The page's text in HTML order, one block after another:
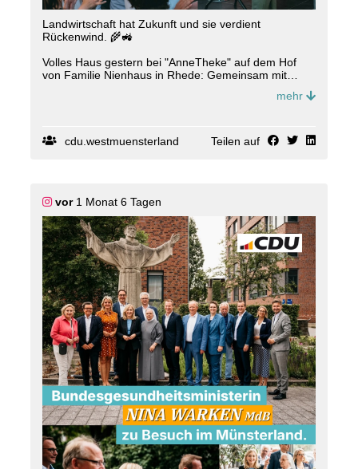
Landwirtschaft hat Zukunft und sie verdient
Rückenwind. 🌾🚜
Volles Haus gestern bei "AnneTheke" auf dem Hof
von Familie Nienhaus in Rhede: Gemeinsam mit
Bundeslandwirtschaftsminister Alois Rainer haben wir
Rhedebrügge 🎶
Bürokratie versinken. Weniger Vorschriften, mehr
Vertrauen und pragmatische Lösungen sind der
richtige Weg.
Große Chancen liegen auch in der Energiewende.
Unsere landwirtschaftlichen Betriebe können dabei
eine noch stärkere Rolle übernehmen. Gleichzeitig
müssen wir Hürden abbauen, damit nachhaltige
Investitionen nicht scheitern.
Als Mann aus dem Handwerk und gelernter
Metzgermeister setzt sich Alois Rainer mit
pragmatischen Ansätzen für die Belange der
Landwirtschaft ein.
Gerade in einer Arbeitswelt, die sich rasant verändert,
wird die Landwirtschaft weiter an Bedeutung
gewinnen. Die Arbeit mit der Natur, mit Tieren und die
Verantwortung für unsere Lebensmittel sind
sinnstiftend ? und sie begeistern Menschen, auch
diejenigen, die nicht auf einem Hof aufgewachsen
mehr
cdu.westmuensterland Teilen auf
vor1 Monat 6 Tagen